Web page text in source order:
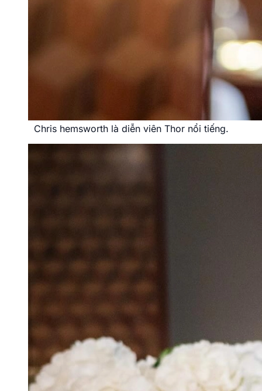
Chris hemsworth là diễn viên Thor nổi tiếng.